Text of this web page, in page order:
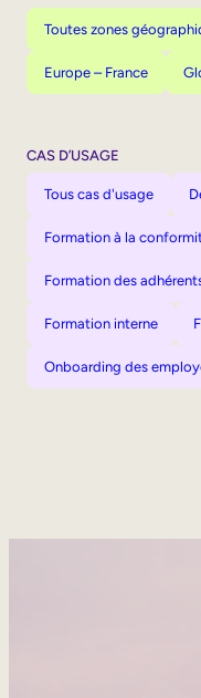
Toutes zones
Europe – France
CAS D’USAGE
Tous cas d'usage
Formation à la
Formation des
Formation interne
Onboarding des